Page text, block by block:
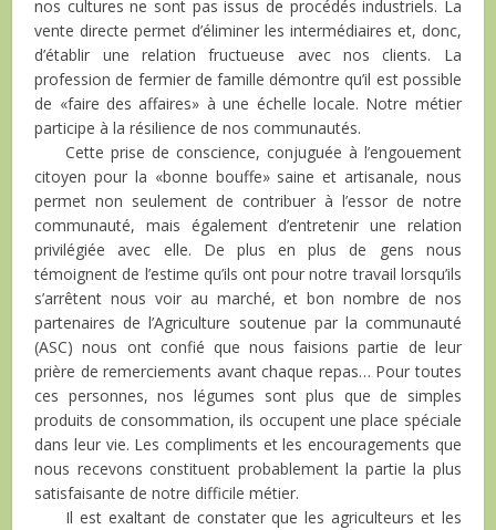
nos cultures ne sont pas issus de procédés industriels. La
vente directe permet d’éliminer les intermédiaires et, donc,
d’établir une relation fructueuse avec nos clients. La
profession de fermier de famille démontre qu’il est possible
de «faire des affaires» à une échelle locale. Notre métier
participe à la résilience de nos communautés.
Cette prise de conscience, conjuguée à l’engouement
citoyen pour la «bonne bouffe» saine et artisanale, nous
permet non seulement de contribuer à l’essor de notre
communauté, mais également d’entretenir une relation
privilégiée avec elle. De plus en plus de gens nous
témoignent de l’estime qu’ils ont pour notre travail lorsqu’ils
s’arrêtent nous voir au marché, et bon nombre de nos
partenaires de l’Agriculture soutenue par la communauté
(ASC) nous ont confié que nous faisions partie de leur
prière de remerciements avant chaque repas… Pour toutes
ces personnes, nos légumes sont plus que de simples
produits de consommation, ils occupent une place spéciale
dans leur vie. Les compliments et les encouragements que
nous recevons constituent probablement la partie la plus
satisfaisante de notre difficile métier.
Il est exaltant de constater que les agriculteurs et les